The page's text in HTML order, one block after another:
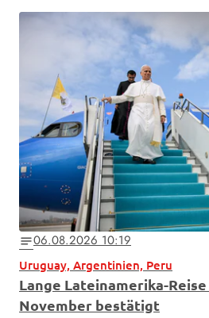
notes06.08.2026 10:19
Uruguay, Argentinien, Peru
Lange Lateinamerika-
November bestätigt